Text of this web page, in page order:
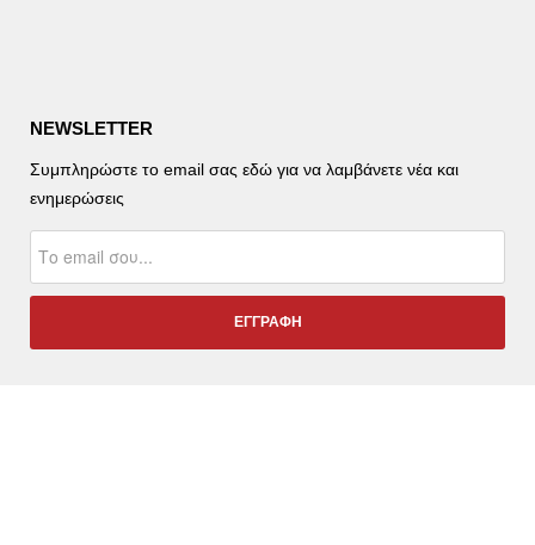
NEWSLETTER
Συμπληρώστε το email σας εδώ για να λαμβάνετε νέα και
ενημερώσεις